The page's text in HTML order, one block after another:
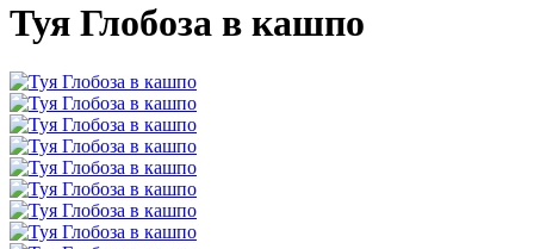
Туя Глобоза в кашпо